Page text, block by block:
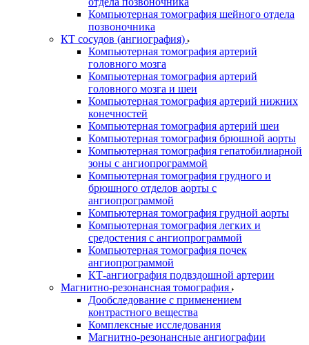
Компьютерная томография шейного отдела
позвоночника
КТ сосудов (ангиография)
Компьютерная томография артерий
головного мозга
Компьютерная томография артерий
головного мозга и шеи
Компьютерная томография артерий нижних
конечностей
Компьютерная томография артерий шеи
Компьютерная томография брюшной аорты
Компьютерная томография гепатобилиарной
зоны с ангиопрограммой
Компьютерная томография грудного и
брюшного отделов аорты с
ангиопрограммой
Компьютерная томография грудной аорты
Компьютерная томография легких и
средостения с ангиопрограммой
Компьютерная томография почек
ангиопрограммой
КТ-ангиография подвздошной артерии
Магнитно-резонансная томография
Дообследование с применением
контрастного вещества
Комплексные исследования
Магнитно-резонансные ангиографии